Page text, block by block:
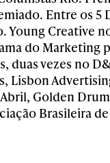
Entre os 5
Young Creative
do Marketing
duas vezes no
Lisbon
Abril, Golden
Brasileira